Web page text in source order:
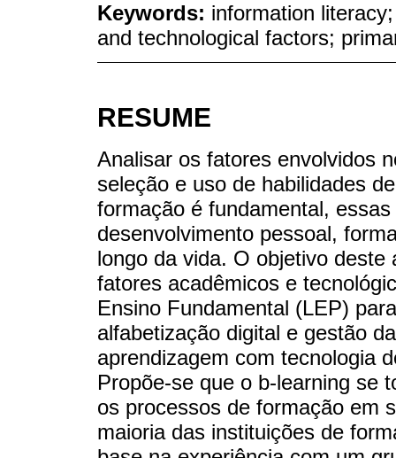
Keywords: information
and technological factors;
RESUME
Analisar os fatores envolvidos
seleção e uso de habilidades
formação é fundamental,
desenvolvimento pessoal,
longo da vida. O objetivo
fatores acadêmicos e
Ensino Fundamental (LEP)
alfabetização digital e gestão
aprendizagem com tecnologia
Propõe-se que o b-learning se
os processos de formação em
maioria das instituições de